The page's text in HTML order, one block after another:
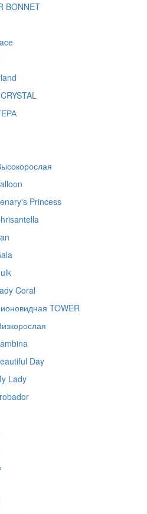
BONNET
Princess
Coral
TOWER
Day
Lady